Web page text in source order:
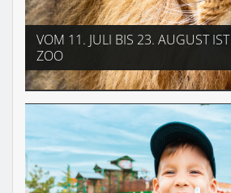
VOM 11. JULI BIS 23. AUGUST
ZOO